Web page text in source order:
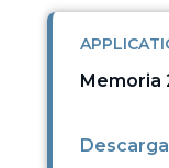
Memoria